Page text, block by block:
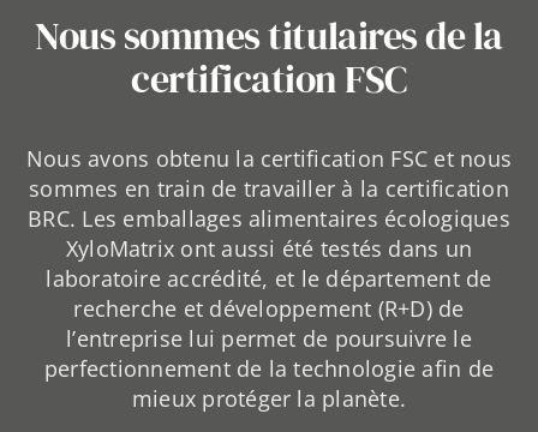
Nous sommes titulaires de la
certification FSC
Nous avons obtenu la certification FSC et nous
sommes en train de travailler à la certification
BRC. Les emballages alimentaires écologiques
XyloMatrix ont aussi été testés dans un
laboratoire accrédité, et le département de
recherche et développement (R+D) de
l’entreprise lui permet de poursuivre le
perfectionnement de la technologie afin de
mieux protéger la planète.